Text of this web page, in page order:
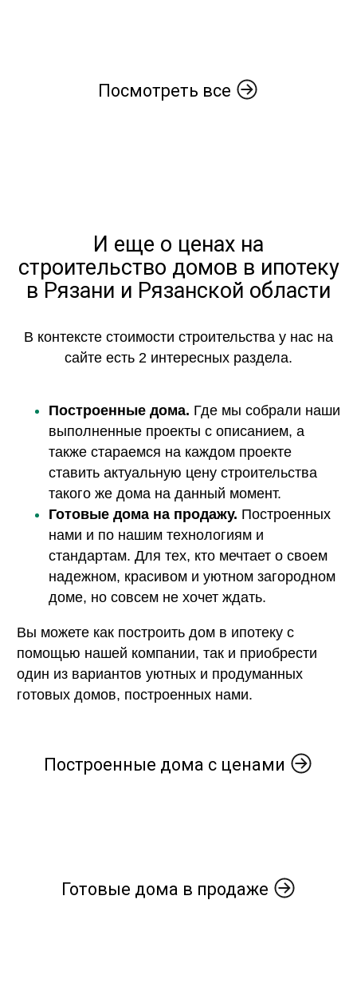
Посмотреть все
И еще о ценах на
строительство домов в ипотеку
в Рязани и Рязанской области
В контексте стоимости строительства у нас на
сайте есть 2 интересных раздела.
Построенные дома. Где мы собрали наши
выполненные проекты с описанием, а
также стараемся на каждом проекте
ставить актуальную цену строительства
такого же дома на данный момент.
Готовые дома на продажу. Построенных
нами и по нашим технологиям и
стандартам. Для тех, кто мечтает о своем
надежном, красивом и уютном загородном
доме, но совсем не хочет ждать.
Вы можете как построить дом в ипотеку с
помощью нашей компании, так и приобрести
один из вариантов уютных и продуманных
готовых домов, построенных нами.
Построенные дома с ценами
Готовые дома в продаже